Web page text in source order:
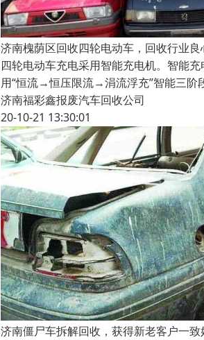
济南槐荫区回收四轮电动车，回收行业良
四轮电动车充电采用智能充电机。智能
用“恒流→恒压限流→涓流浮充”智能三阶
济南福彩鑫报废汽车回收公司
20-10-21 13:30:01
济南僵尸车拆解回收，获得新老客户一致